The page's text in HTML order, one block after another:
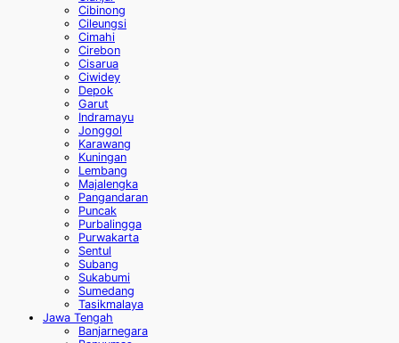
Cibinong
Cileungsi
Cimahi
Cirebon
Cisarua
Ciwidey
Depok
Garut
Indramayu
Jonggol
Karawang
Kuningan
Lembang
Majalengka
Pangandaran
Puncak
Purbalingga
Purwakarta
Sentul
Subang
Sukabumi
Sumedang
Tasikmalaya
Jawa Tengah
Banjarnegara